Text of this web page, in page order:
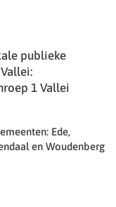
publieke
1 Vallei
Ede,
en Woudenberg